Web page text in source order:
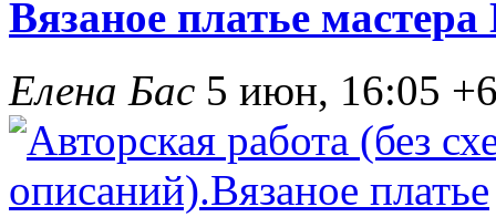
Вязаное платье
Елена Бас 5 июн, 16:05